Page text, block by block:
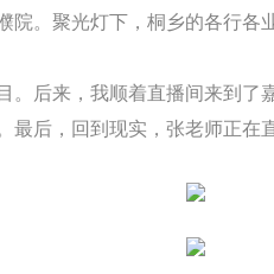
。聚光灯下，桐乡的各行
后来，我顺着直播间来到
后，回到现实，张老师正在